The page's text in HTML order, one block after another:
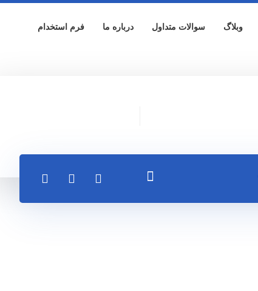
وبلاگ سوالات متداول درباره ما فرم استخدام